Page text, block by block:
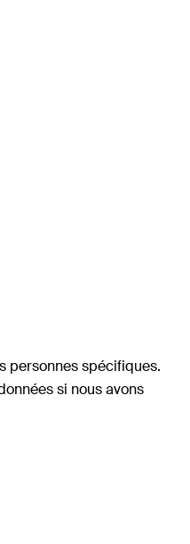
personnes spécifiques.
si nous avons